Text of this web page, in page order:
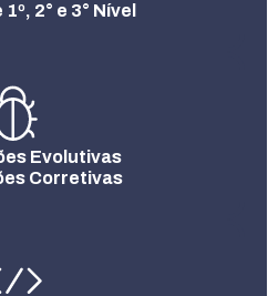
2° e 3° Nível
Evolutivas
Corretivas